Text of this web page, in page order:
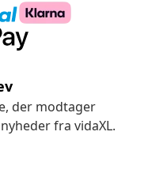
der modtager
fra vidaXL.